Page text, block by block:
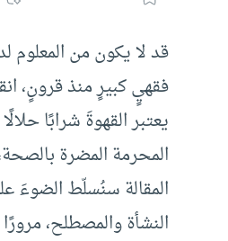
قد لا يكون من المعلوم
فقهيٍ كبيرٍ منذ قرونٍ،
يعتبر القهوةَ شرابًا
المحرمة المضرة
المقالة سنُسلّط الضوءَ
النشأة والمصطلح،